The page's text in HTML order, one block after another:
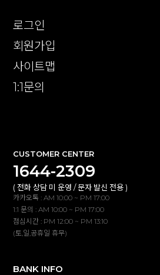
로그인
회원가입
사이트맵
1:1문의
CUSTOMER CENTER
1644-2309
( 전화 상담 미 운영 / 문자 발신 전용 )
카카오톡 : AM 10:00 ~ PM 17:00
1:1 문의 : AM 10:00 ~ PM 17:00
점심시간 : PM 12:00 ~ PM 13:10
(토,일,공휴일 휴무)
BANK INFO